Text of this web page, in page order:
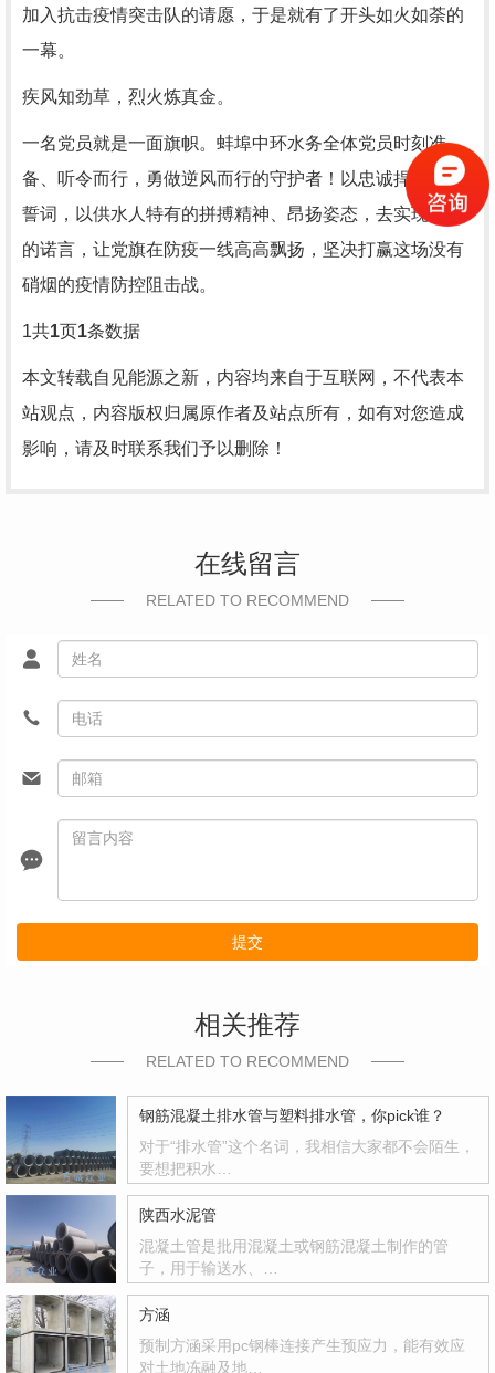
加入抗击疫情突击队的请愿，于是就有了开头如火如荼的
一幕。
疾风知劲草，烈火炼真金。
一名党员就是一面旗帜。蚌埠中环水务全体党员时刻准
备、听令而行，勇做逆风而行的守护者！以忠诚捍卫入党
誓词，以供水人特有的拼搏精神、昂扬姿态，去实现他们
的诺言，让党旗在防疫一线高高飘扬，坚决打赢这场没有
硝烟的疫情防控阻击战。
1共1页1条数据
本文转载自见能源之新，内容均来自于互联网，不代表本
站观点，内容版权归属原作者及站点所有，如有对您造成
影响，请及时联系我们予以删除！
在线留言
RELATED TO RECOMMEND
提交
相关推荐
RELATED TO RECOMMEND
钢筋混凝土排水管与塑料排水管，你pick谁？
对于“排水管”这个名词，我相信大家都不会陌生，
要想把积水…
陕西水泥管
混凝土管是批用混凝土或钢筋混凝土制作的管
子，用于输送水、…
方涵
预制方涵采用pc钢棒连接产生预应力，能有效应
对土地冻融及地…